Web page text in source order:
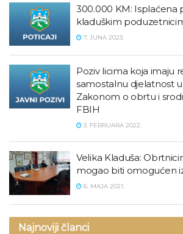
300.000 KM: Isplaćena
kladuškim
7. JUNA 2023.
Poziv licima koja imaju
samostalnu djelatnost u
Zakonom o obrtu i
FBIH
3. FEBRUARA 2022.
Velika Kladuša:
mogao biti omogućen
6. MAJA 2021.
Najnoviji članci